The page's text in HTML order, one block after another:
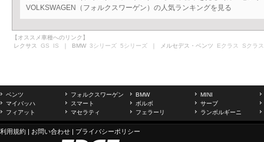
VOLKSWAGEN（フォルクスワーゲン）の人気ランキングを見る
【オススメ車種へのリンク】
レクサス GS IS ｜ BMW 3シリーズ 5シリーズ ｜ メルセデス・ベンツ Eクラス Sクラス
ベンツ フォルクスワーゲン BMW
MINI
マイバッハ
スマート ボルボ
サーブ
フィアット
マセラティ フェラーリ ランボルギーニ
利用規約 | お問い合わせ | プライバシーポリシー